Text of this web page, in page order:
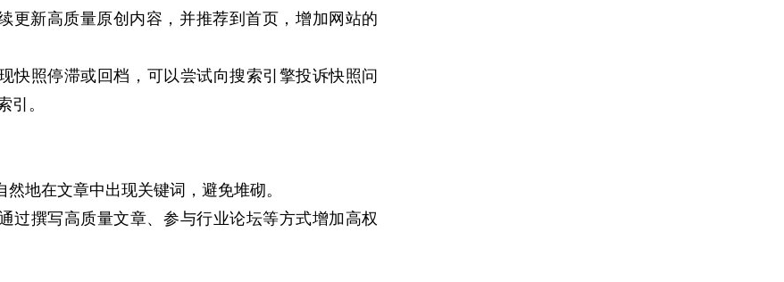
更新高质量原创内容，‌并推荐到首页，‌增加网站的
快照停滞或回档，‌可以尝试向搜索引擎投诉快照问
引。‌
然地在文章中出现关键词，‌避免堆砌。‌
过撰写高质量文章、‌参与行业论坛等方式增加高权